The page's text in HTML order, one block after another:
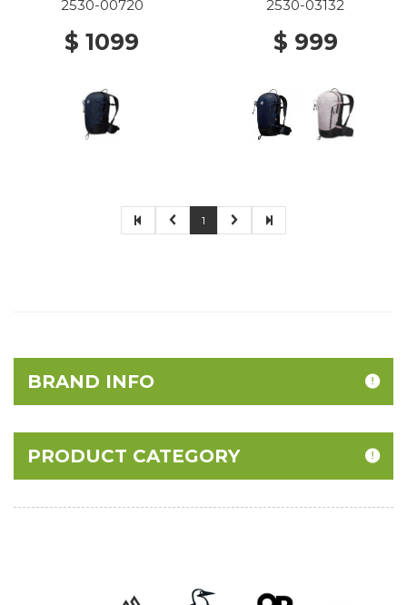
2530-00720
$ 1099
2530-03132
$ 999
1
BRAND INFO
PRODUCT CATEGORY